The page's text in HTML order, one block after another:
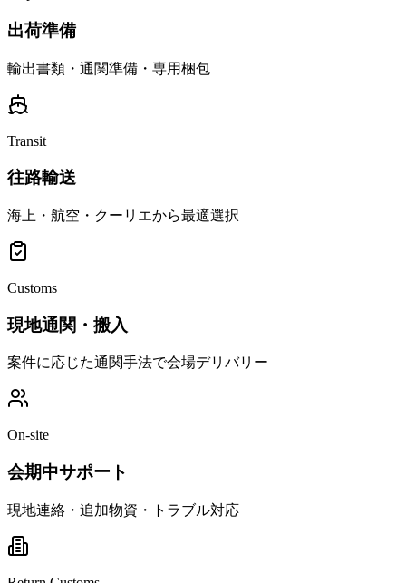
出荷準備
輸出書類・通関準備・専用梱包
Transit
往路輸送
海上・航空・クーリエから最適選択
Customs
現地通関・搬入
案件に応じた通関手法で会場デリバリー
On-site
会期中サポート
現地連絡・追加物資・トラブル対応